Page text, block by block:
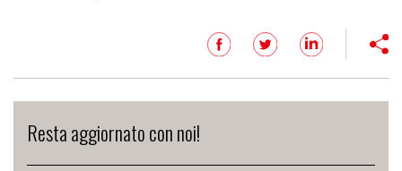
Resta aggiornato con noi!